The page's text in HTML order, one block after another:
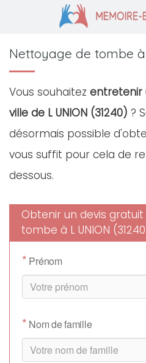
Nettoyage de tombe à
Vous souhaitez entretenir
ville de L UNION (31240) ?
désormais possible
vous suffit pour cela de
dessous.
Obtenir un devis
tombe à L UNION
* Prénom
* Nom de famille